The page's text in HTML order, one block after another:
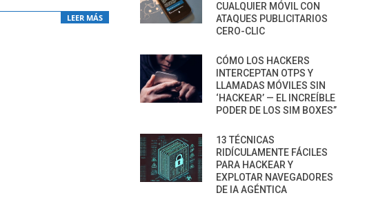
LEER MÁS
CUALQUIER MÓVIL CON
ATAQUES PUBLICITARIOS
CERO-CLIC
CÓMO LOS HACKERS
INTERCEPTAN OTPS Y
LLAMADAS MÓVILES SIN
‘HACKEAR’ — EL INCREÍBLE
PODER DE LOS SIM BOXES”
13 TÉCNICAS
RIDÍCULAMENTE FÁCILES
PARA HACKEAR Y
EXPLOTAR NAVEGADORES
DE IA AGÉNTICA